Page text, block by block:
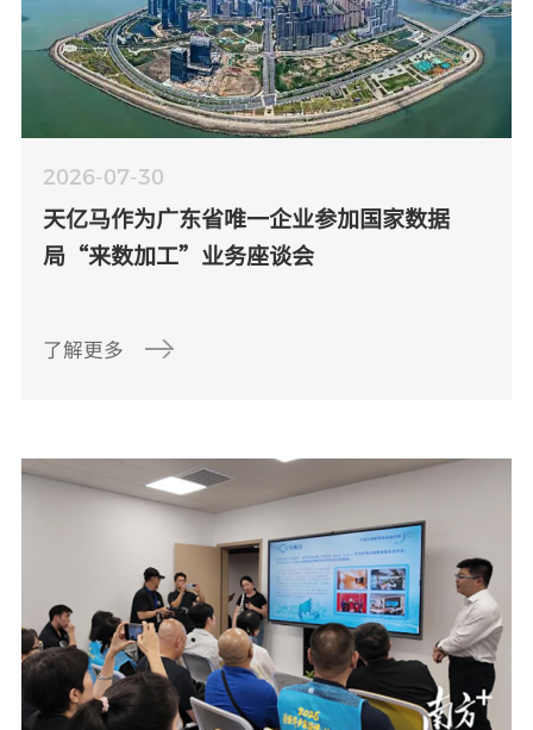
2026-07-30
天亿马作为广东省唯一企业参加国家数据
局“来数加工”业务座谈会
了解更多